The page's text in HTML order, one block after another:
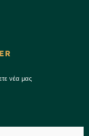
νέα μας